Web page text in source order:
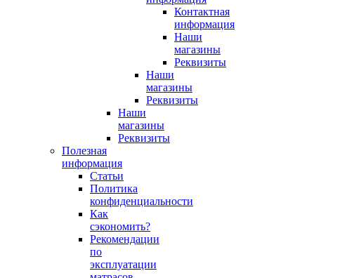
Контактная
информация
Наши
магазины
Реквизиты
Наши
магазины
Реквизиты
Наши
магазины
Реквизиты
Полезная
информация
Статьи
Политика
конфиденциальности
Как
сэкономить?
Рекомендации
по
эксплуатации